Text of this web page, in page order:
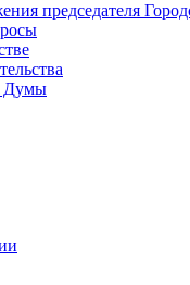
председателя
Думы